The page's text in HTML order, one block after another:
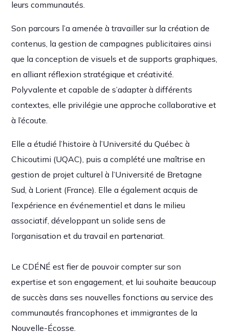
leurs communautés.
Son parcours l’a amenée à travailler sur la création de
contenus, la gestion de campagnes publicitaires ainsi
que la conception de visuels et de supports graphiques,
en alliant réflexion stratégique et créativité.
Polyvalente et capable de s’adapter à différents
contextes, elle privilégie une approche collaborative et
à l’écoute.
Elle a étudié l’histoire à l’Université du Québec à
Chicoutimi (UQAC), puis a complété une maîtrise en
gestion de projet culturel à l’Université de Bretagne
Sud, à Lorient (France). Elle a également acquis de
l’expérience en événementiel et dans le milieu
associatif, développant un solide sens de
l’organisation et du travail en partenariat.
Le CDÉNÉ est fier de pouvoir compter sur son
expertise et son engagement, et lui souhaite beaucoup
de succès dans ses nouvelles fonctions au service des
communautés francophones et immigrantes de la
Nouvelle-Écosse.